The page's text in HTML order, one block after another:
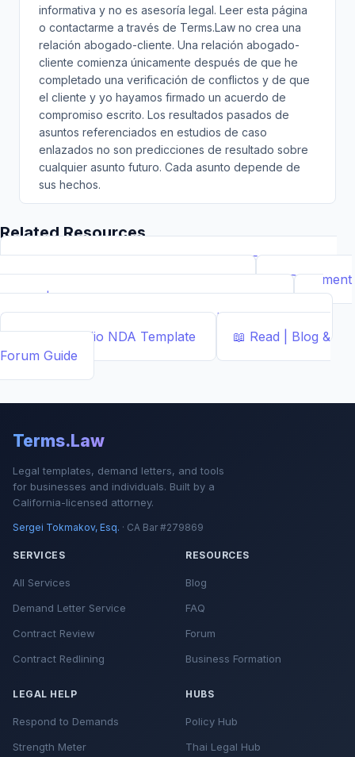
informativa y no es asesoría legal. Leer esta página
o contactarme a través de Terms.Law no crea una
relación abogado-cliente. Una relación abogado-
cliente comienza únicamente después de que he
completado una verificación de conflictos y de que
el cliente y yo hayamos firmado un acuerdo de
compromiso escrito. Los resultados pasados de
asuntos referenciados en estudios de caso
enlazados no son predicciones de resultado sobre
cualquier asunto futuro. Cada asunto depende de
sus hechos.
Related Resources
📝 Free Demand Letter Template — 1,050+ Attorney-
Drafted Templates by ... Demand Letter 📄 Document
Builder | Legal Contract Generators Template
📊
Calcs - Free Business & Legal Calculators Calculator
📄 NDA Studio NDA Template 📖 Read | Blog &
Forum Guide
Terms.Law
Legal templates, demand letters, and tools
for businesses and individuals. Built by a
California-licensed attorney.
Sergei Tokmakov, Esq. · CA Bar #279869
SERVICES
All Services
Demand Letter Service
Contract Review
Contract Redlining
RESOURCES
Blog
FAQ
Forum
Business Formation
LEGAL HELP
Respond to Demands
Strength Meter
HUBS
Policy Hub
Thai Legal Hub